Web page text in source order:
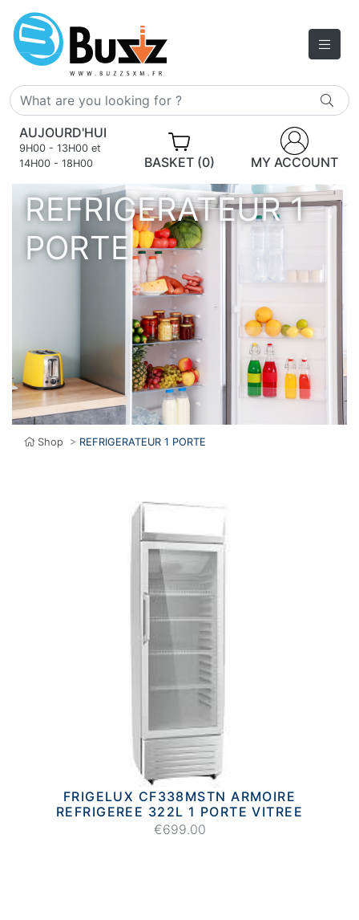
AUJOURD'HUI
9H00 - 13H00 et
14H00 - 18H00
BASKET (0) MY ACCOUNT
REFRIGERATEUR 1
PORTE
Shop > REFRIGERATEUR 1 PORTE
FRIGELUX CF338MSTN ARMOIRE
REFRIGEREE 322L 1 PORTE VITREE
€699.00